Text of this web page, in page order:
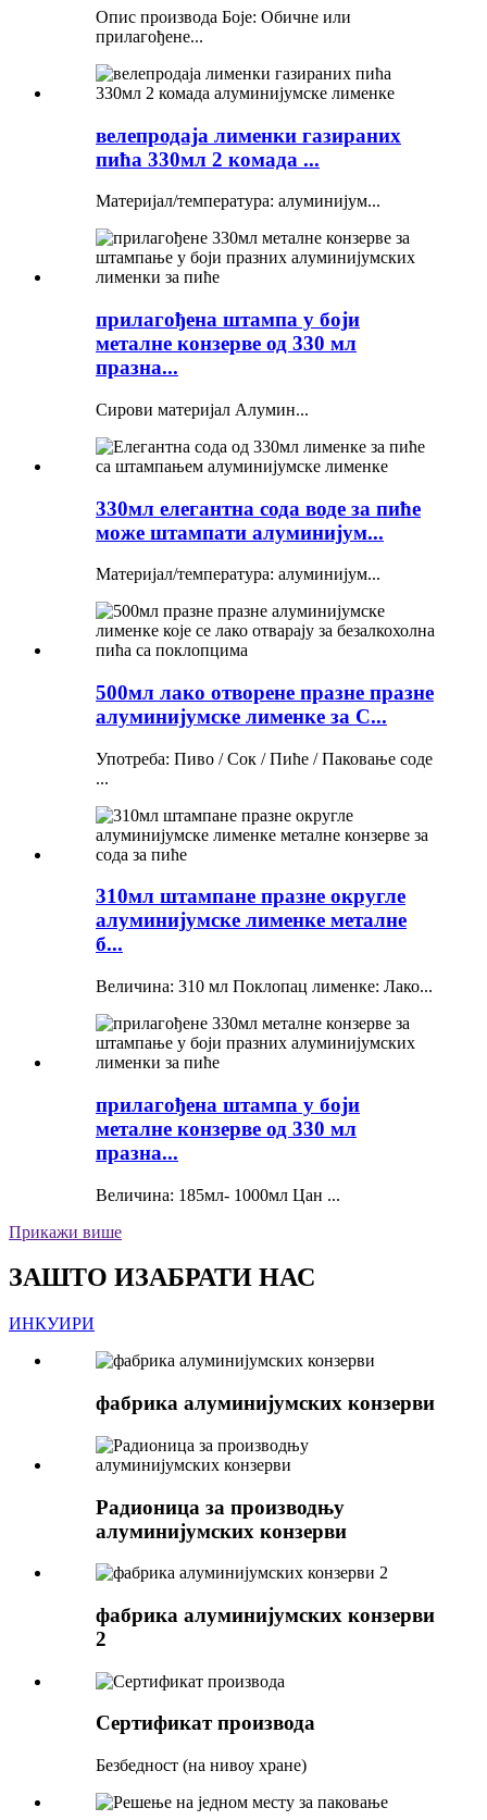
Опис производа Боје: Обичне или
прилагођене...
велепродаја лименки газираних
пића 330мл 2 комада ...
Материјал/температура: алуминијум...
прилагођена штампа у боји
металне конзерве од 330 мл
празна...
Сирови материјал Алумин...
330мл елегантна сода воде за пиће
може штампати алуминијум...
Материјал/температура: алуминијум...
500мл лако отворене празне празне
алуминијумске лименке за С...
Употреба: Пиво / Сок / Пиће / Паковање соде
...
310мл штампане празне округле
алуминијумске лименке металне
б...
Величина: 310 мл Поклопац лименке: Лако...
прилагођена штампа у боји
металне конзерве од 330 мл
празна...
Величина: 185мл- 1000мл Цан ...
Прикажи више
ЗАШТО ИЗАБРАТИ НАС
ИНКУИРИ
фабрика алуминијумских конзерви
Радионица за производњу
алуминијумских конзерви
фабрика алуминијумских конзерви
2
Сертификат производа
Безбедност (на нивоу хране)